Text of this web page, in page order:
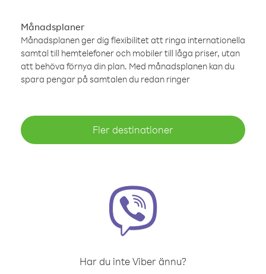
Månadsplaner
Månadsplanen ger dig flexibilitet att ringa internationella
samtal till hemtelefoner och mobiler till låga priser, utan
att behöva förnya din plan. Med månadsplanen kan du
spara pengar på samtalen du redan ringer
Fler destinationer
Har du inte Viber ännu?